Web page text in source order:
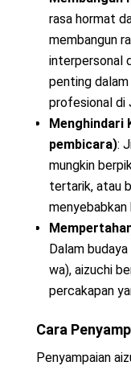
rasa hormat
membangun
interpersonal
penting
profesional di
Menghindari
pembicara):
mungkin
tertarik, atau
Dalam
wa), aizuchi
percakapan
Cara
Penyampaian